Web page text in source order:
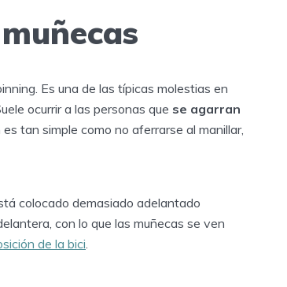
Es una de las típicas molestias en
ocurrir a las personas que se agarran
es tan simple como no aferrarse al manillar,
colocado demasiado adelantado
con lo que las muñecas se ven
de la bici